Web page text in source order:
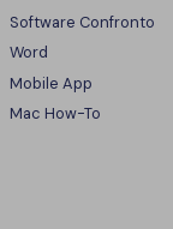
Software Confronto
Word
Mobile App
Mac How-To